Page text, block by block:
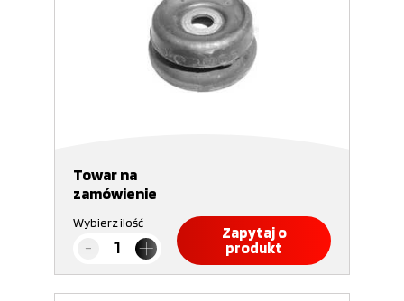
Towar na
zamówienie
Wybierz ilość
Zapytaj o
produkt